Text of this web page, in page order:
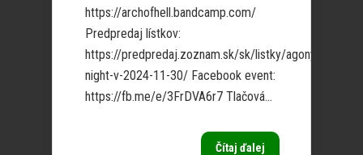
https://archofhell.bandcamp.com/
Predpredaj lístkov:
https://predpredaj.zoznam.sk/sk/listky/agony-
night-v-2024-11-30/ Facebook event:
https://fb.me/e/3FrDVA6r7 Tlačová...
Čítaj ďalej